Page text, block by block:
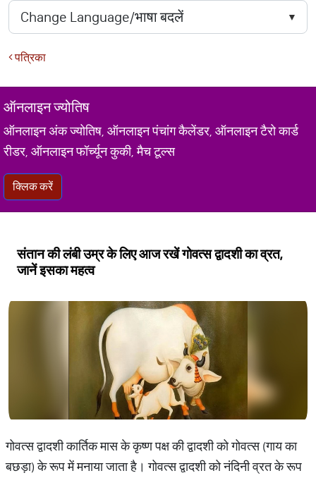
पत्रिका
ऑनलाइन ज्योतिष
ऑनलाइन अंक ज्योतिष, ऑनलाइन पंचांग कैलेंडर, ऑनलाइन टैरो कार्ड
रीडर, ऑनलाइन फॉर्च्यून कुकी, मैच टूल्स
क्लिक करें
संतान की लंबी उम्र के लिए आज रखें गोवत्स द्वादशी का व्रत,
जानें इसका महत्व
गोवत्स द्वादशी कार्तिक मास के कृष्ण पक्ष की द्वादशी को गोवत्स (गाय का
बछड़ा) के रूप में मनाया जाता है। गोवत्स द्वादशी को नंदिनी व्रत के रूप